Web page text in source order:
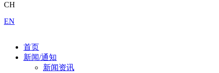
CH
EN
首页
新闻/通知
新闻资讯